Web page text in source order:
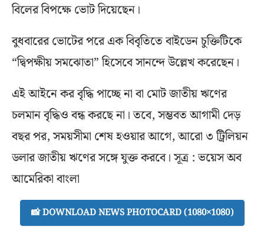
বিলের বিপক্ষে ভোট দিয়েছেন।
বুধবারের ভোটের পরে এক বিবৃতিতে বাইডেন চুক্তিটিকে
“দ্বিপক্ষীয় সমঝোতা” হিসেবে সানন্দে উল্লেখ করেছেন।
এই আইনে কর বৃদ্ধি পাচ্ছে না বা মোট জাতীয় ঋণের
চলমান বৃদ্ধিও বন্ধ করছে না। তবে, সম্ভবত আগামী দেড়
বছর পর, সময়সীমা শেষ হওয়ার আগে, আরো ৩ ট্রিলিয়ন
ডলার জাতীয় ঋণের সঙ্গে যুক্ত করবে। সূত্র : ভয়েস অব
আমেরিকা বাংলা
📸 DOWNLOAD NEWS PHOTOCARD (1080×1080)